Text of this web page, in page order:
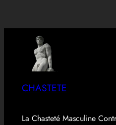
CHASTETE
La Chasteté Masculine